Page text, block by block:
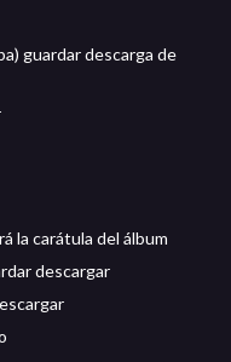
guardar descarga de
la carátula del álbum
descargar